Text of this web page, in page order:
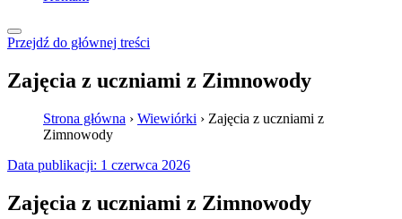
Przejdź do głównej treści
Zajęcia z uczniami z Zimnowody
Strona główna › Wiewiórki › Zajęcia z uczniami z
Zimnowody
Data publikacji: 1 czerwca 2026
Zajęcia z uczniami z Zimnowody